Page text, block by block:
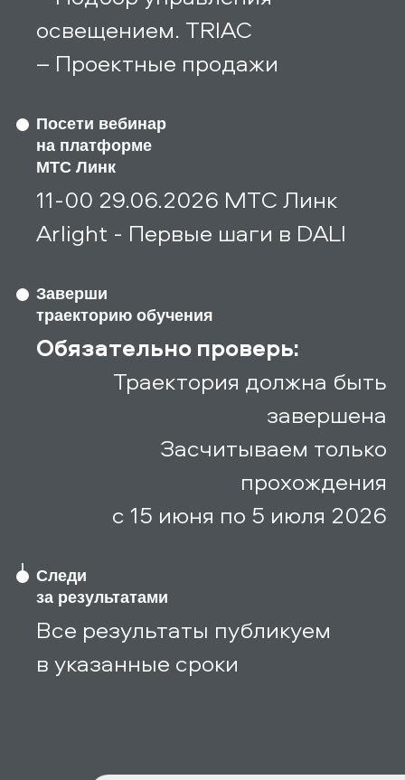
освещением. TRIAC
– Проектные продажи
Посети вебинар
на платформе
МТС Линк
11-00 29.06.2026 МТС Линк
Arlight - Первые шаги в DALI
Заверши
траекторию обучения
Обязательно проверь:
Траектория должна быть
завершена
Засчитываем только
прохождения
c 15 июня по 5 июля 2026
Следи
за результатами
Все результаты публикуем
в указанные сроки